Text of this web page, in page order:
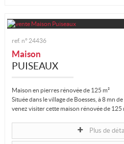
ref. n° 24436
Maison
PUISEAUX
Maison en pierres rénovée de 125 m²
Située dans le village de Boesses, à 8 mn
venez visiter cette maison rénovée de 125
Plus de